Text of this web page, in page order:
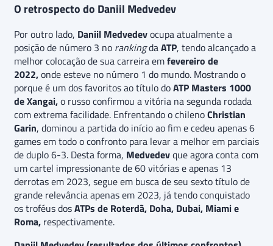
O retrospecto do Daniil Medvedev
Por outro lado, Daniil Medvedevocupa atualmente a
posição de número 3 no rankingdaATP, tendo alcançado a
melhor colocação de sua carreira emfevereiro de
2022,onde esteve no número 1 do mundo. Mostrando o
porque é um dos favoritos ao título doATP Masters 1000
de Xangai,o russo confirmou a vitória na segunda rodada
com extrema facilidade. Enfrentando o chilenoChristian
Garin, dominou a partida do início ao fim e cedeu apenas 6
games em todo o confronto para levar a melhor em parciais
de duplo 6-3. Desta forma, Medvedevque agora conta com
um cartel impressionante de 60 vitórias e apenas 13
derrotas em 2023, segue em busca de seu sexto título de
grande relevância apenas em 2023, já tendo conquistado
os troféus dosATPs de Roterdã, Doha, Dubai, Miami e
Roma, respectivamente.